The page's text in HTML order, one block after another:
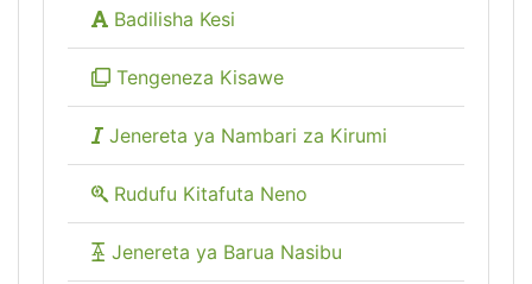
Badilisha Kesi
Tengeneza Kisawe
Jenereta ya Nambari za Kirumi
Rudufu Kitafuta Neno
Jenereta ya Barua Nasibu